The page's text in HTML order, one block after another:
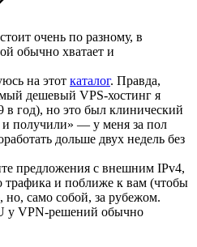
очень по разному, в
обычно хватает и
на этот каталог. Правда,
дешевый VPS-хостинг я
в год), но это был клинический
и получили» — у меня за пол
дольше двух недель без
предложения с внешним IPv4,
и поближе к вам (чтобы
само собой, за рубежом.
у VPN-решений обычно